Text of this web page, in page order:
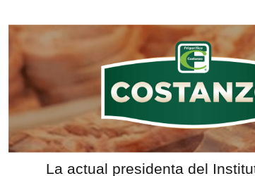
La actual presidenta del